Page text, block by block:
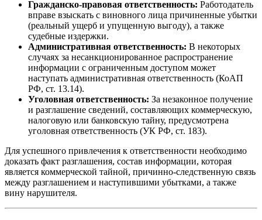
Гражданско-правовая ответственность: Работодатель
вправе взыскать с виновного лица причиненные убытки
(реальный ущерб и упущенную выгоду), а также
судебные издержки.
Административная ответственность: В некоторых
случаях за несанкционированное распространение
информации с ограниченным доступом может
наступать административная ответственность (КоАП
РФ, ст. 13.14).
Уголовная ответственность: За незаконное получение
и разглашение сведений, составляющих коммерческую,
налоговую или банковскую тайну, предусмотрена
уголовная ответственность (УК РФ, ст. 183).
Для успешного привлечения к ответственности необходимо
доказать факт разглашения, состав информации, которая
является коммерческой тайной, причинно-следственную связь
между разглашением и наступившими убытками, а также
вину нарушителя.